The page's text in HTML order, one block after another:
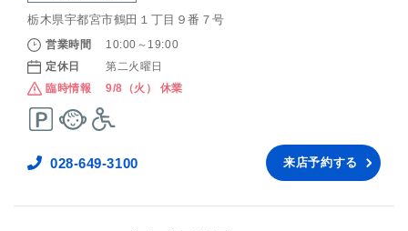
栃木県宇都宮市鶴田１丁目９番７号
営業時間
10:00～19:00
定休日
第二火曜日
臨時情報
9/8（火） 休業
028-649-3100 来店予約する